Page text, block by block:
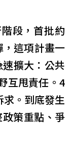
段，首批約
，這項計畫一
擴大：公共
互甩責任。4
。到底發生
政策重點、爭